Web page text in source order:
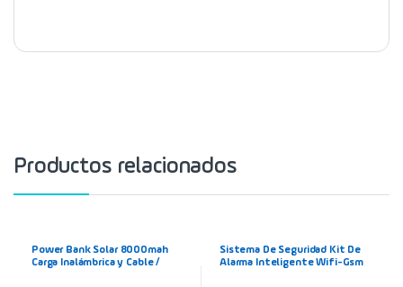
Productos relacionados
Power Bank Solar 8000mah
Carga Inalámbrica y Cable /
Sistema De Seguridad Kit De
Alarma Inteligente Wifi-Gsm